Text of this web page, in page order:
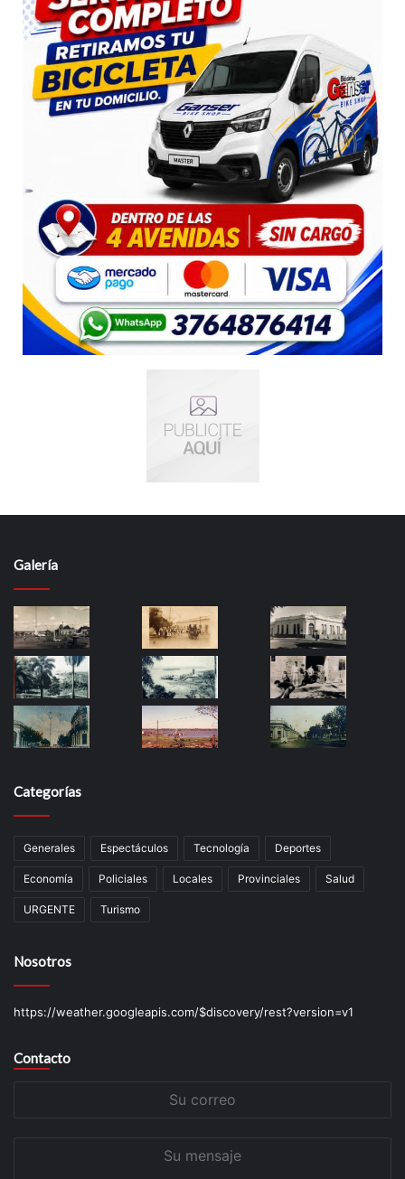
Galería
Categorías
Generales Espectáculos Tecnología Deportes
Economía Policiales Locales Provinciales Salud
URGENTE Turismo
Nosotros
https://weather.googleapis.com/$discovery/rest?version=v1
Contacto